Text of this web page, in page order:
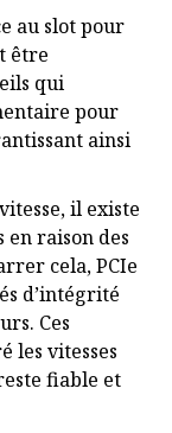
au slot pour
être
qui
pour
ainsi
il existe
raison des
cela, PCIe
d’intégrité
Ces
les vitesses
fiable et